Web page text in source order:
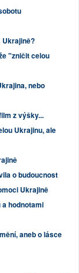
Ukrajině?
"zničit celou
nebo
z výšky...
Ukrajinu, ale
o budoucnost
Ukrajině
hodnotami
aneb o lásce